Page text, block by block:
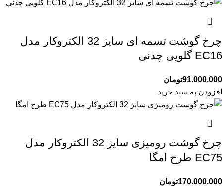
چرخ گوشت تسمه ای سایز 32 الکتروکار مدل
EC16 گلویی چدنی
91.000.000تومان
افزودن به سبد خرید
چرخ گوشت رومیزی سایز 32 الکتروکار مدل
EC75 طرح امگا
170.000.000تومان